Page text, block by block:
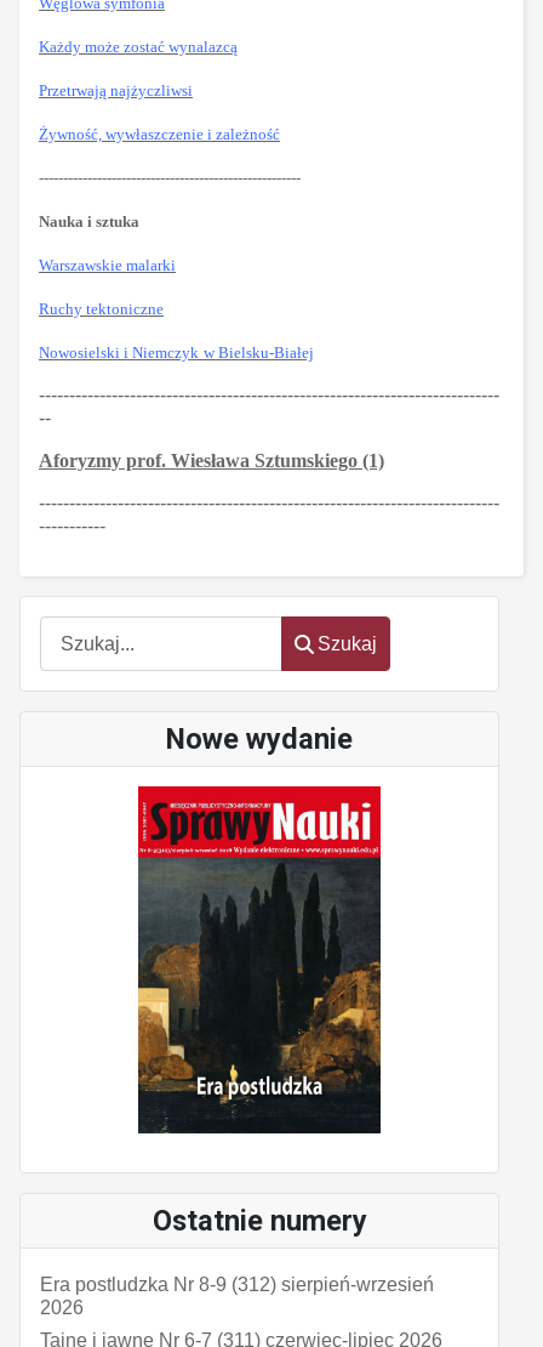
Szukaj
Szukaj
Nowe wydanie
Ostatnie numery
Era postludzka Nr 8-9 (312) sierpień-wrzesień
2026
Tajne i jawne Nr 6-7 (311) czerwiec-lipiec 2026
Każdy może zostać wynalazcą
Przetrwają najżyczliwsi
Żywność, wywłaszczenie i zależność
------------------------------------------------------
Nauka i sztuka
Warszawskie malarki
Ruchy tektoniczne
Nowosielski i Niemczyk w Bielsku-Białej
----------------------------------------------------------------------------
--
Aforyzmy prof. Wiesława Sztumskiego (1)
----------------------------------------------------------------------------
-----------